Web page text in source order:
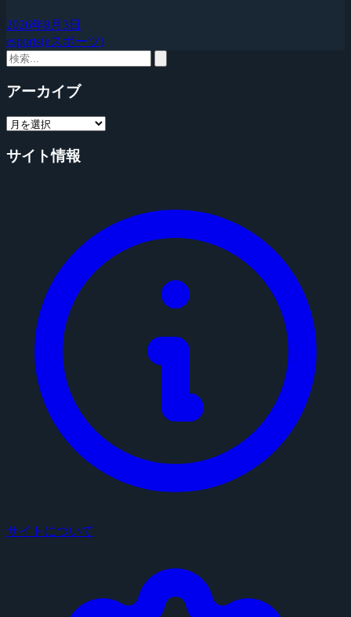
2026年8月3日
esports(eスポーツ)
アーカイブ
サイト情報
サイトについて